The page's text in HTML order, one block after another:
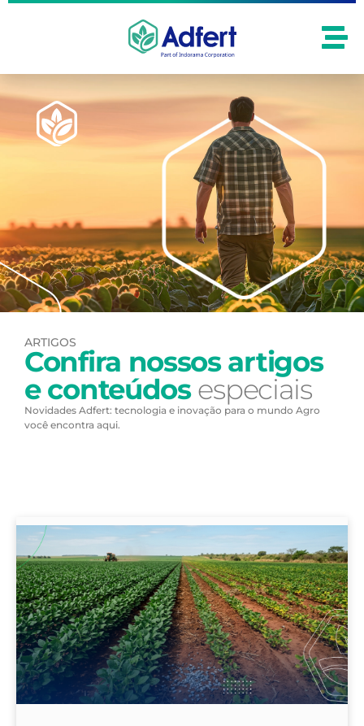
ARTIGOS
Confira nossos artigos
e conteúdosespeciais
Novidades Adfert: tecnologia e inovação para o mundo Agro
você encontra aqui.